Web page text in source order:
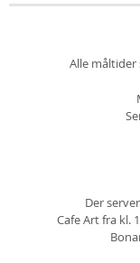
Alle
Der
Cafe Art fra kl.